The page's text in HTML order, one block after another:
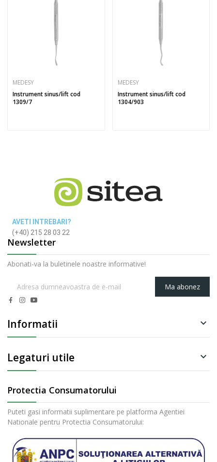
MEDESY
Instrument sinus/lift cod
1309/7
MEDESY
Instrument sinus/lift cod
1304/903
AVETI INTREBARI?
(+40) 215 28 03 22
Newsletter
Abonati-va la buletinele noastre informative!
Ma abonez
Informatii 
Legaturi utile 
Protectia Consumatorului
Puteti gasi informatii suplimentare pe platforma Agentiei
Nationale pentru Protectia Consumatorului: